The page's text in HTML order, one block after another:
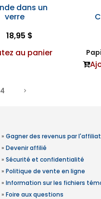
dans un
verre
18,95 $
au panier
4
» Gagner des revenus par
» Devenir affilié
» Sécurité et confidentialité
» Politique de vente en ligne
» Information sur les fichiers
» Foire aux questions